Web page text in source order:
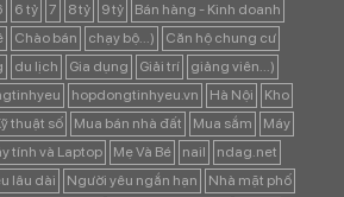
6 tỷ 7 8 tỷ 9 tỷ
Bán hàng - Kinh doanh
Chào bán chạy bộ...)
Căn hộ chung cư
du lịch Gia dụng Giải trí
giảng viên...)
hopdongtinhyeu.vn Hà Nội
Kho
thuật số Mua bán nhà đất Mua sắm
Máy
tính và Laptop Mẹ Và Bé nail
ndag.net
lâu dài Người yêu ngắn hạn
Nhà mặt phố